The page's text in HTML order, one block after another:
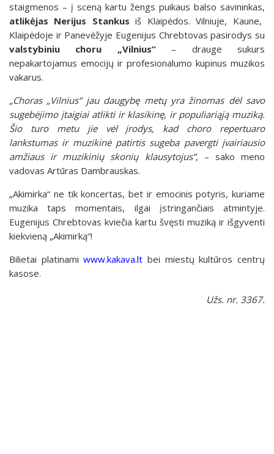
staigmenos – į sceną kartu žengs puikaus balso savininkas,
atlikėjas Nerijus Stankusiš Klaipėdos. Vilniuje, Kaune,
Klaipėdoje ir Panevėžyje Eugenijus Chrebtovas pasirodys su
valstybiniu choru „Vilnius“– drauge sukurs
nepakartojamus emocijų ir profesionalumo kupinus muzikos
vakarus.
„Choras „Vilnius“ jau daugybę metų yra žinomas dėl savo
sugebėjimo įtaigiai atlikti ir klasikinę, ir populiariąją muziką.
Šio turo metu jie vėl įrodys, kad choro repertuaro
lankstumas ir muzikinė patirtis sugeba pavergti įvairiausio
amžiaus ir muzikinių skonių klausytojus“, – sako meno
vadovas Artūras Dambrauskas.
„Akimirka“ ne tik koncertas, bet ir emocinis potyris, kuriame
muzika taps momentais, ilgai įstringančiais atmintyje.
Eugenijus Chrebtovas kviečia kartu švęsti muziką ir išgyventi
kiekvieną „Akimirką“!
Bilietai platinamiwww.kakava.lt bei miestų kultūros centrų
kasose.
Užs. nr. 3367.